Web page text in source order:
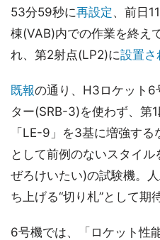
53分59秒に再設定 、前日
棟(VAB)内での作業を終え
れ、第2射点(LP2)に設置さ
既報の通り、H3ロケット6
ター(SRB-3)を使わず、第
「LE-9」を3基に増強す
として前例のないスタイ
ぜろけいたい)の試験機。
ち上げる“切り札”として期
6号機では、「ロケット性